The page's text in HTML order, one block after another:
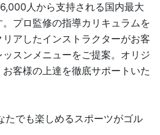
人から支持される国内最大
プロ監修の指導カリキュラムを
アしたインストラクターがお客
スンメニューをご提案。オリジ
客様の上達を徹底サポートいた
でも楽しめるスポーツがゴル